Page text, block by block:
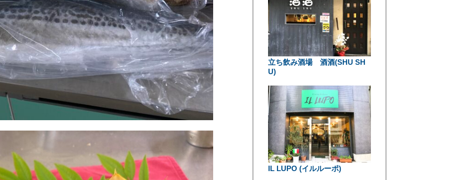
立ち飲み酒場 酒酒(SHU SH
U)
IL LUPO (イルルーポ)